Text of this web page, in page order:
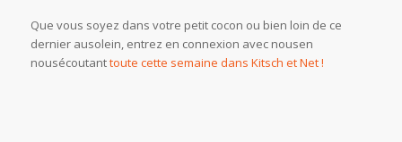
Que vous soyez dans votre petit cocon ou bien loin de ce
dernier ausolein, entrez en connexion avec nousen
nousécoutanttoute cette semaine dans Kitsch et Net !